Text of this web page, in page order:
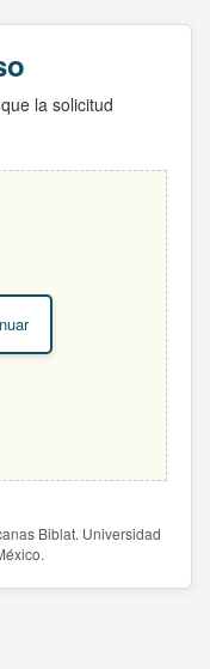
la solicitud
Biblat. Universidad